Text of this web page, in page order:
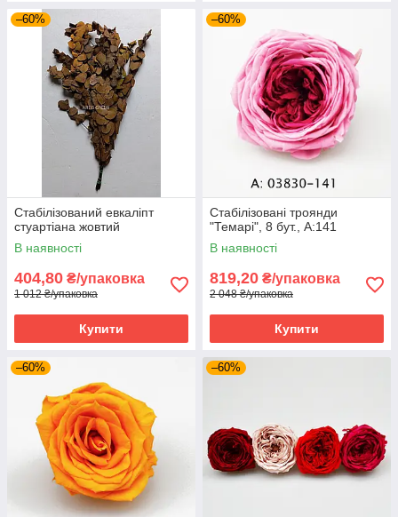
–60%
Стабілізований евкаліпт
стуартіана жовтий
В наявності
404,80 ₴/упаковка
1 012 ₴/упаковка
Купити
–60%
Стабілізовані троянди
"Темарі", 8 бут., А:141
В наявності
819,20 ₴/упаковка
2 048 ₴/упаковка
Купити
–60% –60%